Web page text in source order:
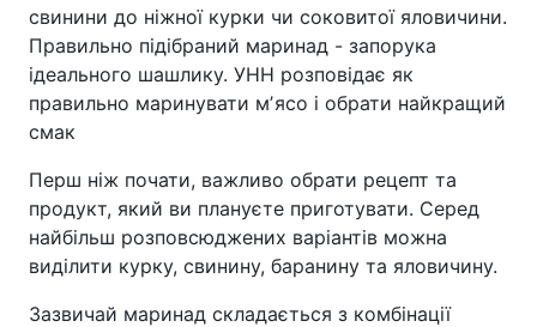
свинини до ніжної курки чи соковитої яловичини.
Правильно підібраний маринад - запорука
ідеального шашлику. УНН розповідає як
правильно маринувати мʼясо і обрати найкращий
смак
Перш ніж почати, важливо обрати рецепт та
продукт, який ви плануєте приготувати. Серед
найбільш розповсюджених варіантів можна
виділити курку, свинину, баранину та яловичину.
Зазвичай маринад складається з комбінації